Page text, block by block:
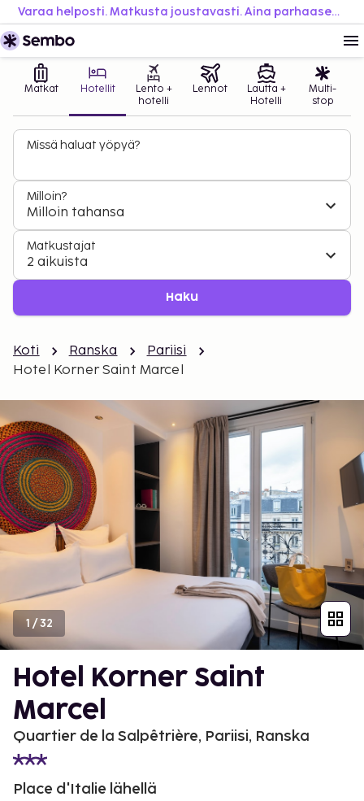
Varaa helposti. Matkusta joustavasti. Aina parhaaseen hintaan.
Matkat Hotellit
Lento +
hotelli
Lennot
Lautta +
Hotelli
Multi-
stop
Missä haluat yöpyä?
Milloin?
Milloin tahansa
Matkustajat
2 aikuista
Haku
Koti Ranska
Pariisi
Hotel Korner Saint Marcel
1 /32
Hotel Korner Saint
Marcel
Quartier de la Salpêtrière, Pariisi, Ranska
Place d'Italie lähellä